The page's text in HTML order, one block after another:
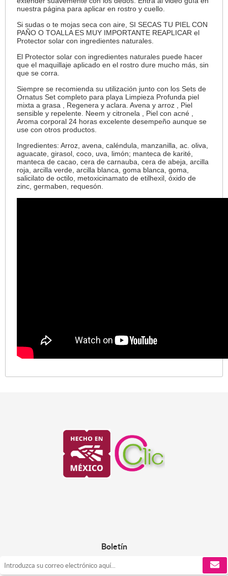
nuestra página para aplicar en rostro y cuello.
Si sudas o te mojas seca con aire, SI SECAS TU PIEL CON
PAÑO O TOALLA ES MUY IMPORTANTE REAPLICAR el
Protector solar con ingredientes naturales.
El Protector solar con ingredientes naturales puede hacer
que el maquillaje aplicado en el rostro dure mucho más, sin
que se corra.
Siempre se recomienda su utilización junto con los Sets de
Ornatus Set completo para playa Limpieza Profunda piel
mixta a grasa , Regenera y aclara. Avena y arroz , Piel
sensible y repelente. Neem y citronela , Piel con acné ,
Aroma corporal 24 horas excelente desempeño aunque se
use con otros productos.
Ingredientes: Arroz, avena, caléndula, manzanilla, ac. oliva,
aguacate, girasol, coco, uva, limón; manteca de karité,
manteca de cacao, cera de carnauba, cera de abeja, arcilla
roja, arcilla verde, arcilla blanca, goma blanca, goma,
salicilato de octilo, metoxicinamato de etilhexil, óxido de
zinc, germaben, requesón.
Boletín